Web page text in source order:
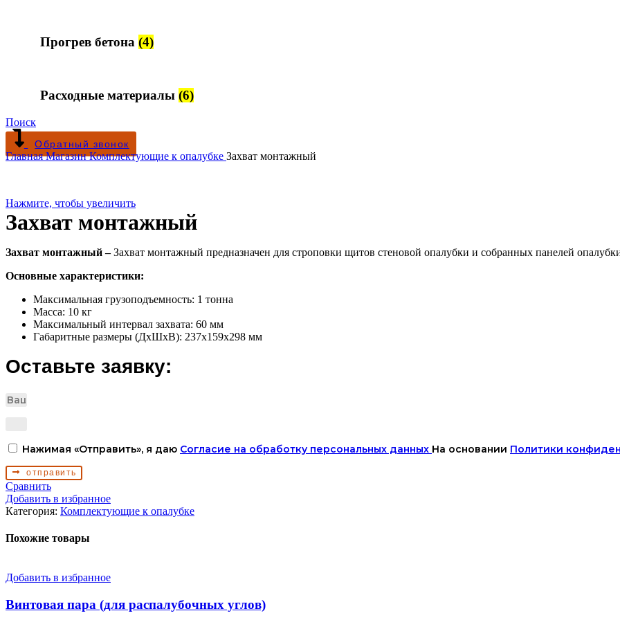
Прогрев бетона (4)
Расходные материалы (6)
Поиск
Обратный звонок
ГлавнаяМагазинКомплектующие к опалубке Захват монтажный
Нажмите, чтобы увеличить
Захват монтажный
Захват монтажный –Захват монтажный предназначен для строповки щитов стеновой опалубки и собранных панелей
Основные характеристики:
Максимальная грузоподъемность: 1 тонна
Масса: 10 кг
Максимальный интервал захвата: 60 мм
Габаритные размеры (ДхШхВ): 237х159х298 мм
Оставьте заявку:
Нажимая «Отправить», я даю Согласие на обработку персональных данных На основании Политики
отправить
Сравнить
Добавить в избранное
Категория: Комплектующие к опалубке
Похожие товары
Добавить в избранное
Винтовая пара (для распалубочных углов)